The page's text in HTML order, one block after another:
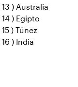
13 ) Australia
14 ) Egipto
15 ) Túnez
16 ) India